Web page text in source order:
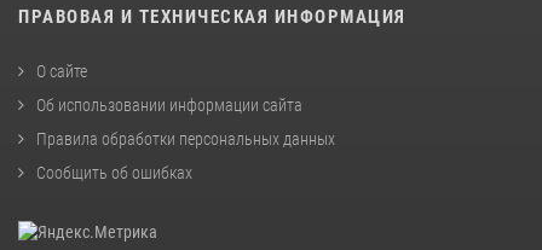
ПРАВОВАЯ И ТЕХНИЧЕСКАЯ ИНФОРМАЦИЯ
О сайте
Об использовании информации сайта
Правила обработки персональных данных
Сообщить об ошибках